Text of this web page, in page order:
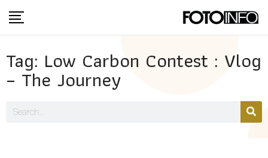
Tag: Low Carbon Contest : Vlog
– The Journey